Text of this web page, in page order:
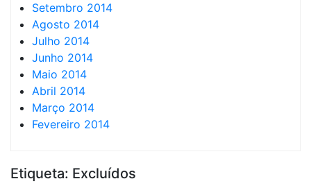
Setembro 2014
Agosto 2014
Julho 2014
Junho 2014
Maio 2014
Abril 2014
Março 2014
Fevereiro 2014
Etiqueta: Excluídos